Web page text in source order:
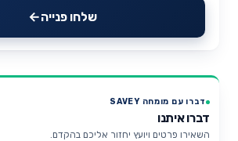
שלחו פנייה
דברו עם מומחה SAVEY
דברו איתנו
השאירו פרטים ויועץ יחזור אליכם בהקדם.